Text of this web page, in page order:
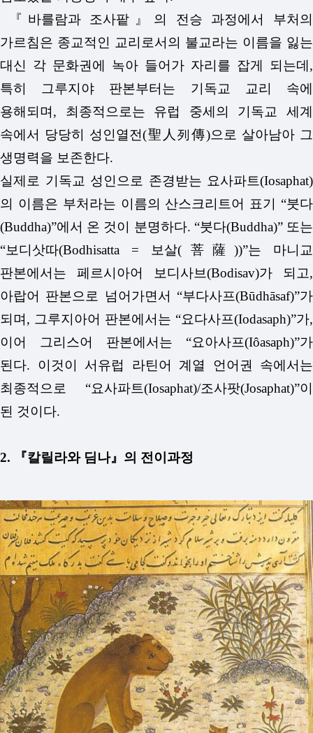
『바를람과 조사팥』의 전승 과정에서 부처의
가르침은 종교적인 교리로서의 불교라는 이름을 잃는
대신 각 문화권에 녹아 들어가 자리를 잡게 되는데,
특히 그루지야 판본부터는 기독교 교리 속에
용해되며, 최종적으로는 유럽 중세의 기독교 세계
속에서 당당히 성인열전(聖人列傳)으로 살아남아 그
생명력을 보존한다.
실제로 기독교 성인으로 존경받는 요사파트(Iosaphat)
의 이름은 부처라는 이름의 산스크리트어 표기 “붓다
(Buddha)”에서 온 것이 분명하다. “붓다(Buddha)” 또는
“보디삿따(Bodhisatta = 보살(菩薩))”는 마니교
판본에서는 페르시아어 보디사브(Bodisav)가 되고,
아랍어 판본으로 넘어가면서 “부다사프(Būdhāsaf)”가
되며, 그루지아어 판본에서는 “요다사프(Iodasaph)”가,
이어 그리스어 판본에서는 “요아사프(Iôasaph)”가
된다. 이것이 서유럽 라틴어 계열 언어권 속에서는
최종적으로 “요사파트(Iosaphat)/조사팟(Josaphat)”이
된 것이다.
2. 『칼릴라와 딤나』의 전이과정